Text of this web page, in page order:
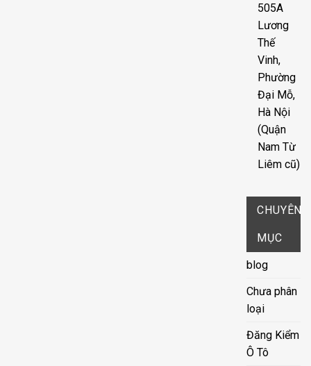
505A
Lương
Thế
Vinh,
Phường
Đại Mỗ,
Hà Nội
(Quận
Nam Từ
Liêm cũ)
CHUYÊN
MỤC
blog
Chưa phân
loại
Đăng Kiểm
Ô Tô